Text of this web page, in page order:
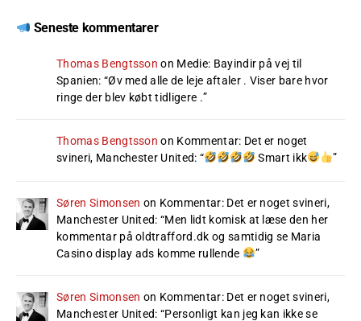
Seneste kommentarer
Thomas Bengtsson on Medie: Bayindir på vej til
Spanien: “Øv med alle de leje aftaler . Viser bare hvor
ringe der blev købt tidligere .”
Thomas Bengtsson on Kommentar: Det er noget
svineri, Manchester United: “ Smart ikk ”
Søren Simonsen on Kommentar: Det er noget svineri,
Manchester United: “Men lidt komisk at læse den her
kommentar på oldtrafford.dk og samtidig se Maria
Casino display ads komme rullende
”
Søren Simonsen on Kommentar: Det er noget svineri,
Manchester United: “Personligt kan jeg kan ikke se